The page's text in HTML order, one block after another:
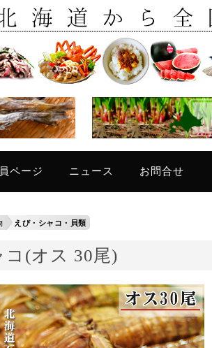
ページ ニュース お問合せ
えび・シャコ・貝類
コ(オス 30尾)